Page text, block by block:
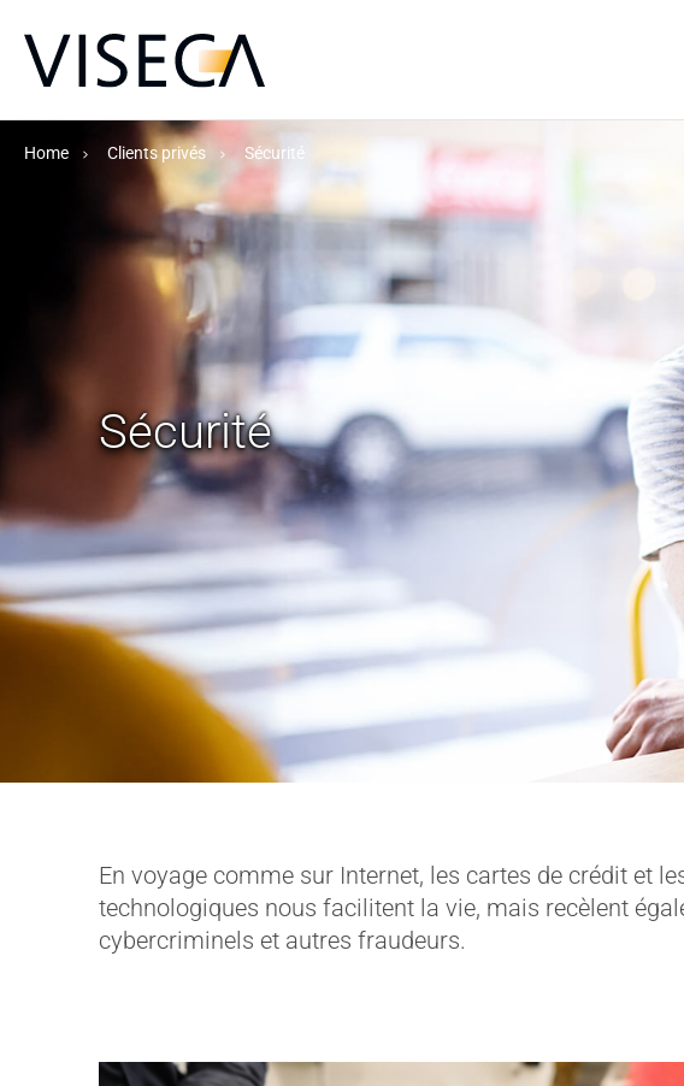
Home Clients privés Sécurité
Sécurité
En voyage comme sur Internet, les cartes de crédit et
technologiques nous facilitent la vie, mais recèlent
cybercriminels et autres fraudeurs.